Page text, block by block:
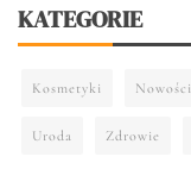
KATEGORIE
Kosmetyki Nowości
Uroda Zdrowie